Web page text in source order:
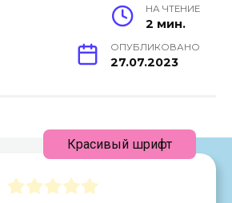
НА ЧТЕНИЕ
2 мин.
ОПУБЛИКОВАНО
27.07.2023
Красивый шрифт